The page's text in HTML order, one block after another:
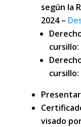
según la
2024 –
cursillo:
cursillo:
visado